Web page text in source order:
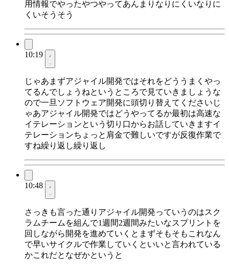
用情報でやったやつやってあんまりなりにくいなりに
くいそうそう
10:19
じゃあまずアジャイル開発ではそれをどううまくやっ
てるんでしょうねというところで見ていきましょうな
ので一旦ソフトウェア開発に頭切り替えてくださいじ
ゃあアジャイル開発ではどうやってるか最初は高速な
イテレーションという切り口からお話していきますイ
テレーションちょっと肩金で難しいですが反復作業で
すね繰り返し繰り返し
10:48
さっきも言った通りアジャイル開発っていうのはスク
ラムチームを組んで1週間2週間みたいなスプリントを
回しながら開発を進めていくとまずそもそもこれなん
で早いサイクルで作業していくといいと言われている
かこれだとなぜかというと